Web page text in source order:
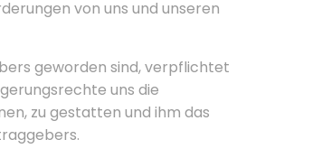
von uns und unseren
geworden sind, verpflichtet
uns die
zu gestatten und ihm das